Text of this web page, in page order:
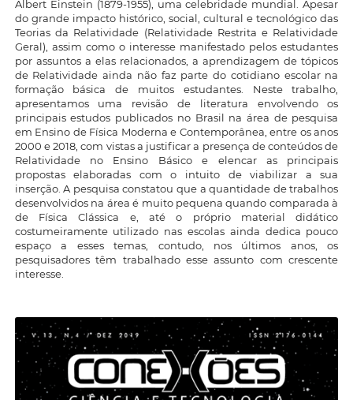
Albert Einstein (1879-1955), uma celebridade mundial. Apesar
do grande impacto histórico, social, cultural e tecnológico das
Teorias da Relatividade (Relatividade Restrita e Relatividade
Geral), assim como o interesse manifestado pelos estudantes
por assuntos a elas relacionados, a aprendizagem de tópicos
de Relatividade ainda não faz parte do cotidiano escolar na
formação básica de muitos estudantes. Neste trabalho,
apresentamos uma revisão de literatura envolvendo os
principais estudos publicados no Brasil na área de pesquisa
em Ensino de Física Moderna e Contemporânea, entre os anos
2000 e 2018, com vistas a justificar a presença de conteúdos de
Relatividade no Ensino Básico e elencar as principais
propostas elaboradas com o intuito de viabilizar a sua
inserção. A pesquisa constatou que a quantidade de trabalhos
desenvolvidos na área é muito pequena quando comparada à
de Física Clássica e, até o próprio material didático
costumeiramente utilizado nas escolas ainda dedica pouco
espaço a esses temas, contudo, nos últimos anos, os
pesquisadores têm trabalhado esse assunto com crescente
interesse.